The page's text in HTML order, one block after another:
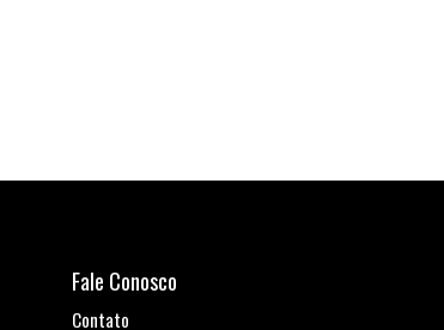
Fale Conosco
Contato